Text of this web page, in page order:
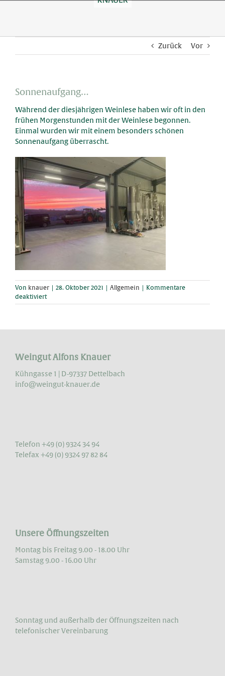
Zurück Vor
Sonnenaufgang…
Während der diesjährigen Weinlese haben wir oft in den
frühen Morgenstunden mit der Weinlese begonnen.
Einmal wurden wir mit einem besonders schönen
Sonnenaufgang überrascht.
Von knauer 28. Oktober 2021 Allgemein
Kommentare
deaktiviertfür
Sonnenaufgang…
Weingut Alfons Knauer
Kühngasse 1 | D-97337 Dettelbach
info@weingut-knauer.de
Telefon +49 (0) 9324 34 94
Telefax +49 (0) 9324 97 82 84
Unsere Öffnungszeiten
Montag bis Freitag 9.00 - 18.00 Uhr
Samstag 9.00 - 16.00 Uhr
Sonntag und außerhalb der Öffnungs­zeiten nach
telefonischer Vereinbarung